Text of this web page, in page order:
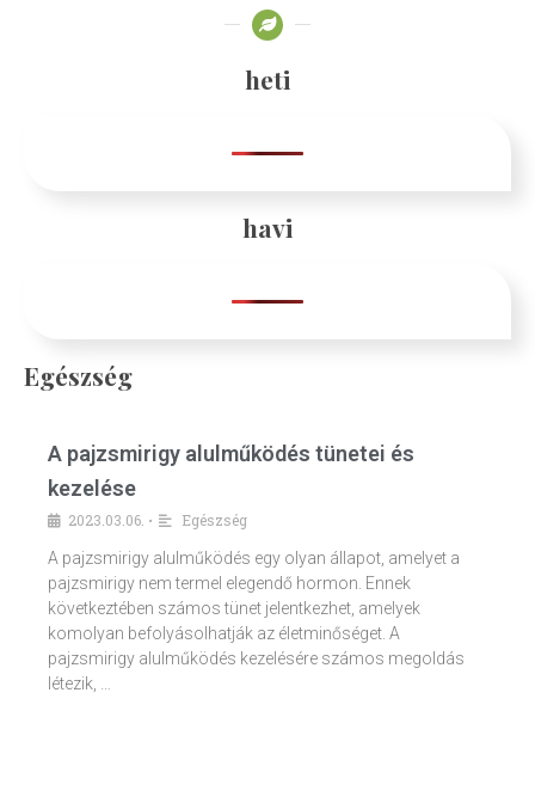
heti
havi
Egészség
A pajzsmirigy alulműködés tünetei és
kezelése
2023.03.06. •
Egészség
A pajzsmirigy alulműködés egy olyan állapot, amelyet a
pajzsmirigy nem termel elegendő hormon. Ennek
következtében számos tünet jelentkezhet, amelyek
komolyan befolyásolhatják az életminőséget. A
pajzsmirigy alulműködés kezelésére számos megoldás
létezik, …